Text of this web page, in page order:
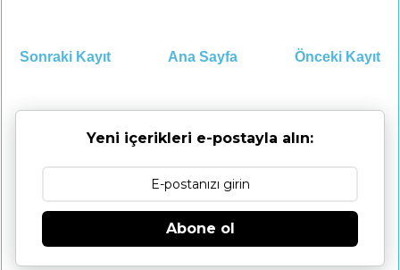
Sonraki Kayıt Önceki Kayıt
Ana Sayfa
Yeni içerikleri e-postayla alın:
Abone ol